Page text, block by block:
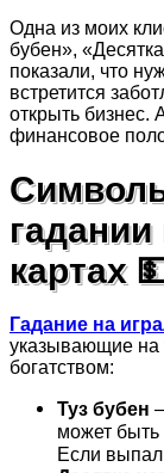
Одна из моих
бубен»,
показали, что
встретится
открыть бизнес.
финансовое
картах
Гадание на
указывающие на
богатством:
Туз бубен
может
Если выпал